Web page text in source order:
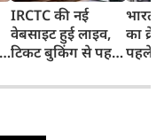
IRCTC की नई
वेबसाइट हुई लाइव,
टिकट बुकिंग से पहले
काम, जानें पूरा
भारत
का
पहले
और